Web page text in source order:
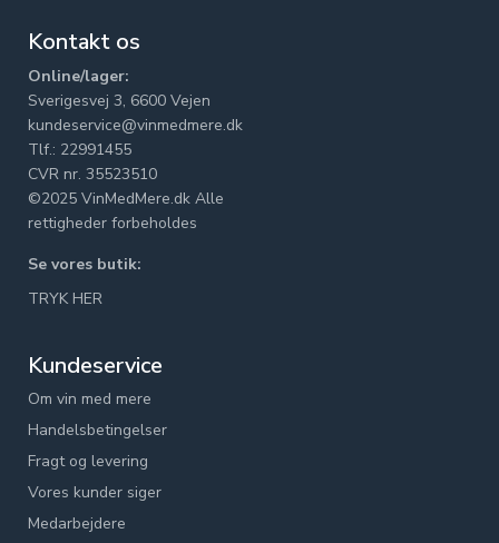
Kontakt os
Online/lager:
Sverigesvej 3, 6600 Vejen
kundeservice@vinmedmere.dk
Tlf.: 22991455
CVR nr. 35523510
©2025 VinMedMere.dk Alle
rettigheder forbeholdes
Se vores butik:
TRYK HER
Kundeservice
Om vin med mere
Handelsbetingelser
Fragt og levering
Vores kunder siger
Medarbejdere